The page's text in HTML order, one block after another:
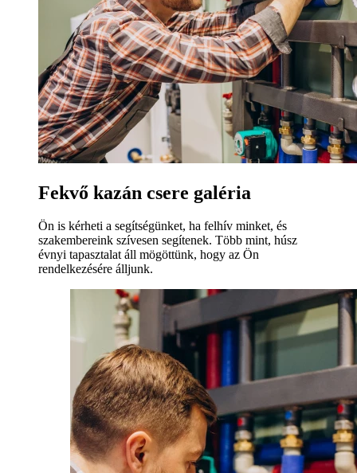
Fekvő kazán csere galéria
Ön is kérheti a segítségünket, ha felhív minket, és
szakembereink szívesen segítenek. Több mint, húsz
évnyi tapasztalat áll mögöttünk, hogy az Ön
rendelkezésére álljunk.